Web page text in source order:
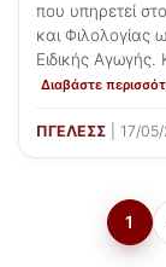
που υπηρετεί
και Φιλολογίας
Ειδικής Αγωγής.
Διαβάστε
ΠΓΕΛΕΣΣ | 17/
άρθρων
1